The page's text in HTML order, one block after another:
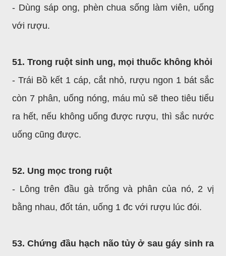
- Dùng sáp ong, phèn chua sống làm viên, uống
với rượu.
51. Trong ruột sinh ung, mọi thuốc không khỏi
- Trái Bồ kết 1 cáp, cắt nhỏ, rượu ngon 1 bát sắc
còn 7 phân, uống nóng, máu mủ sẽ theo tiêu tiểu
ra hết, nếu không uống được rượu, thì sắc nước
uống cũng được.
52. Ung mọc trong ruột
- Lông trên đầu gà trống và phân của nó, 2 vị
bằng nhau, đốt tán, uống 1 đc với rượu lúc đói.
53. Chứng đầu hạch não tủy ở sau gáy sinh ra